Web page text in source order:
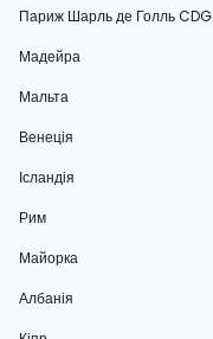
Париж Шарль де Голль CDG
Мадейра
Мальта
Венеція
Ісландія
Рим
Майорка
Албанія